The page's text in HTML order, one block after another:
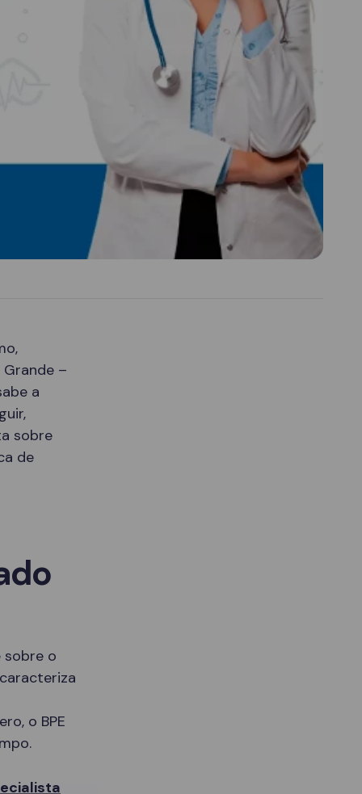
–
a
sobre
de
sobre o
o BPE